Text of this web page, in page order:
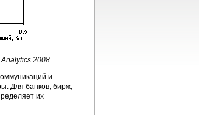
2008
и
Для банков, бирж,
их